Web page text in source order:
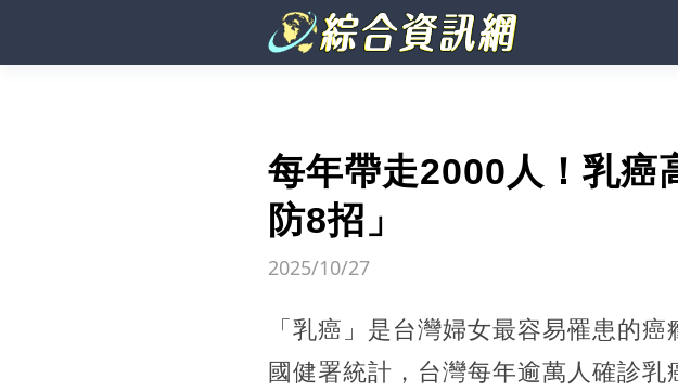
每年帶走2000人！乳癌
防8招」
2025/10/27
「乳癌」是台灣婦女最容易罹患的
國健署統計，台灣每年逾萬人確診